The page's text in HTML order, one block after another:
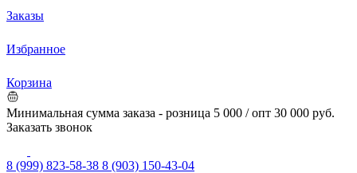
Заказы
Избранное
Корзина
Минимальная сумма заказа - розница 5 000 / опт 30 000 руб.
Заказать звонок
8 (999) 823-58-38 8 (903) 150-43-04